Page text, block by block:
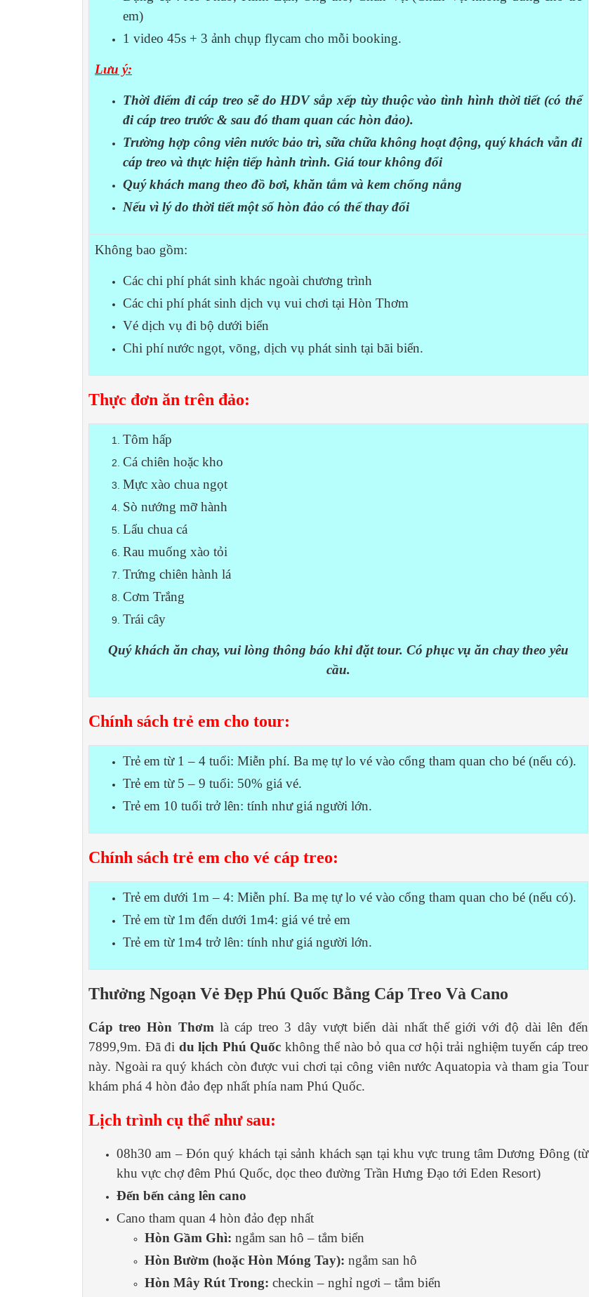
em)
1 video 45s + 3 ảnh chụp flycam cho mỗi booking.
Lưu ý:
Thời điểm đi cáp treo sẽ do HDV sắp xếp tùy thuộc vào tình hình thời tiết (có thể
đi cáp treo trước & sau đó tham quan các hòn đảo).
Trường hợp công viên nước bảo trì, sữa chữa không hoạt động, quý khách vẫn đi
cáp treo và thực hiện tiếp hành trình. Giá tour không đổi
Quý khách mang theo đồ bơi, khăn tắm và kem chống nắng
Nếu vì lý do thời tiết một số hòn đảo có thể thay đổi
Không bao gồm:
Các chi phí phát sinh khác ngoài chương trình
Các chi phí phát sinh dịch vụ vui chơi tại Hòn Thơm
Vé dịch vụ đi bộ dưới biển
Chi phí nước ngọt, võng, dịch vụ phát sinh tại bãi biển.
Thực đơn ăn trên đảo:
Tôm hấp
Cá chiên hoặc kho
Mực xào chua ngọt
Sò nướng mỡ hành
Lẩu chua cá
Rau muống xào tỏi
Trứng chiên hành lá
Cơm Trắng
Trái cây
Quý khách ăn chay, vui lòng thông báo khi đặt tour. Có phục vụ ăn chay theo yêu
cầu.
Chính sách trẻ em cho tour:
Trẻ em từ 1 – 4 tuổi: Miễn phí. Ba mẹ tự lo vé vào cổng tham quan cho bé (nếu có).
Trẻ em từ 5 – 9 tuổi: 50% giá vé.
Trẻ em 10 tuổi trở lên: tính như giá người lớn.
Chính sách trẻ em cho vé cáp treo:
Trẻ em dưới 1m – 4: Miễn phí. Ba mẹ tự lo vé vào cổng tham quan cho bé (nếu có).
Trẻ em từ 1m đến dưới 1m4: giá vé trẻ em
Trẻ em từ 1m4 trở lên: tính như giá người lớn.
Thưởng Ngoạn Vẻ Đẹp Phú Quốc Bằng Cáp Treo Và Cano
Cáp treo Hòn Thơm là cáp treo 3 dây vượt biển dài nhất thế giới với độ dài lên đến
7899,9m. Đã đi du lịch Phú Quốc không thể nào bỏ qua cơ hội trải nghiệm tuyến cáp treo
này. Ngoài ra quý khách còn được vui chơi tại công viên nước Aquatopia và tham gia Tour
khám phá 4 hòn đảo đẹp nhất phía nam Phú Quốc.
Lịch trình cụ thể như sau:
08h30 am – Đón quý khách tại sảnh khách sạn tại khu vực trung tâm Dương Đông (từ
khu vực chợ đêm Phú Quốc, dọc theo đường Trần Hưng Đạo tới Eden Resort)
Đến bến cảng lên cano
Cano tham quan 4 hòn đảo đẹp nhất
Hòn Gầm Ghì: ngắm san hô – tắm biển
Hòn Bườm (hoặc Hòn Móng Tay): ngắm san hô
Hòn Mây Rút Trong: checkin – nghỉ ngơi – tắm biển